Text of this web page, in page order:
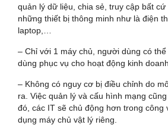
quản lý dữ liệu, chia sẻ, truy cập bất
những thiết bị thông minh như là điện
laptop,…
– Chỉ với 1 máy chủ, người dùng có
dùng phục vụ cho hoạt động kinh doanh.
– Không có nguy cơ bị điều chỉnh do
ra. Việc quản lý và cấu hình mạng
đó, các IT sẽ chủ động hơn trong công
dụng máy chủ vật lý riêng.